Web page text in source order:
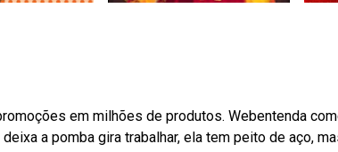
em milhões de produtos. Webentenda
a pomba gira trabalhar, ela tem peito de aço,